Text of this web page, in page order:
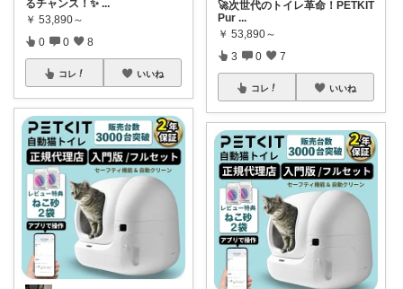
るチャンス！✨ ...
￥ 53,890～
0 0 8
コレ いいね
🚀次世代のトイレ革命！PETKIT
Pur ...
￥ 53,890～
3 0 7
コレ いいね